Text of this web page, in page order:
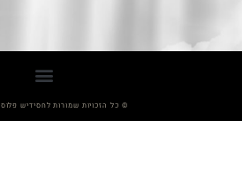
© כל הזכויות שמורות לחסידיש פלוס 2013-2026